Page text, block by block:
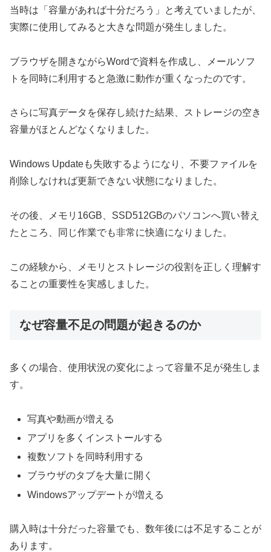
当時は「容量があれば十分だろう」と考えていましたが、
実際に使用してみると大きな問題が発生しました。
ブラウザを開きながらWordで資料を作成し、メールソフ
トを同時に利用すると急激に動作が重くなったのです。
さらに写真データを保存し続けた結果、ストレージの空き
容量がほとんどなくなりました。
Windows Updateも失敗するようになり、不要ファイルを
削除しなければ更新できない状態になりました。
その後、メモリ16GB、SSD512GBのパソコンへ買い替え
たところ、同じ作業でも非常に快適になりました。
この経験から、メモリとストレージの役割を正しく理解す
ることの重要性を実感しました。
なぜ容量不足の問題が起きるのか
多くの場合、使用状況の変化によって容量不足が発生しま
す。
写真や動画が増える
アプリを多くインストールする
複数ソフトを同時利用する
ブラウザのタブを大量に開く
Windowsアップデートが増える
購入時は十分だった容量でも、数年後には不足することが
あります。